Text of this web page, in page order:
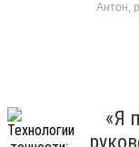
Антон,
«Я